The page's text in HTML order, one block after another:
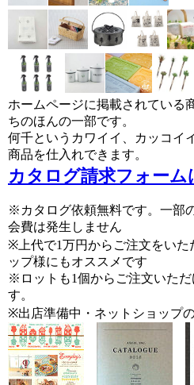
ホームページに掲載されている
ちのほんの一部です。
何千というカワイイ、カッコイ
商品を仕入れできます。
カタログ請求フォーム
※カタログ依頼無料です。一部
会費は発生しません
※上代で1万円からご注文をいた
ップ様にもオススメです
※ロットも1個からご注文いただ
す。
※出店準備中・ネットショップ